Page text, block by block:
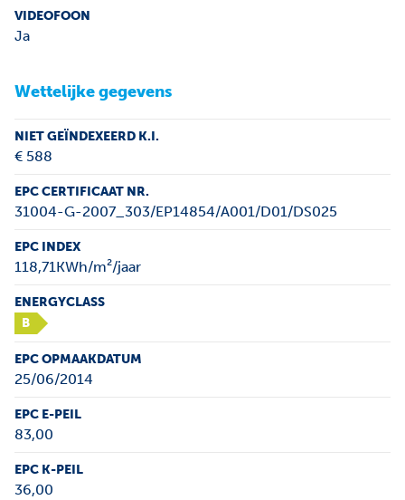
VIDEOFOON
Ja
Wettelijke gegevens
NIET GEÏNDEXEERD K.I.
€ 588
EPC CERTIFICAAT NR.
31004-G-2007_303/EP14854/A001/D01/DS025
EPC INDEX
118,71KWh/m²/jaar
ENERGYCLASS
B
EPC OPMAAKDATUM
25/06/2014
EPC E-PEIL
83,00
EPC K-PEIL
36,00